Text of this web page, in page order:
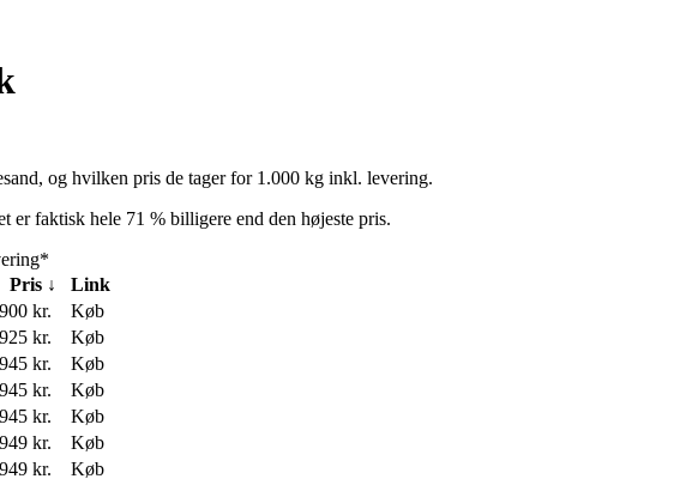
og hvilken pris de tager for 1.000 kg inkl. levering.
er faktisk hele 71 % billigere end den højeste pris.
Pris ↓
Link
900 kr.
Køb
925 kr.
Køb
945 kr.
Køb
945 kr.
Køb
945 kr.
Køb
949 kr.
Køb
949 kr.
Køb